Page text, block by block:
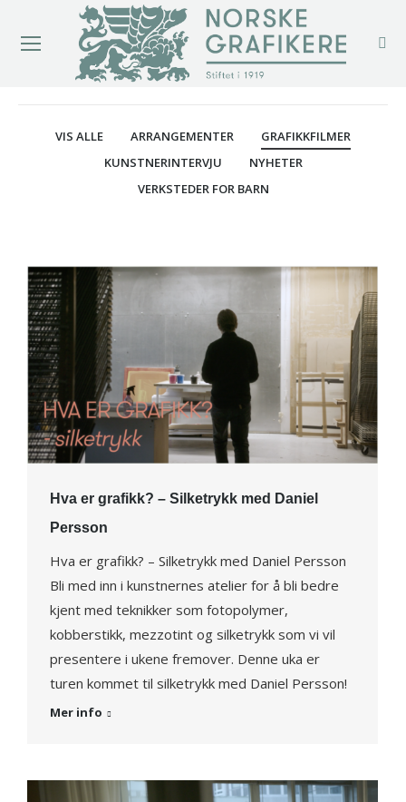
VIS ALLE ARRANGEMENTER
GRAFIKKFILMER
KUNSTNERINTERVJU
NYHETER
VERKSTEDER FOR BARN
Hva er grafikk? – Silketrykk med Daniel
Persson
Hva er grafikk? – Silketrykk med Daniel Persson
Bli med inn i kunstnernes atelier for å bli bedre
kjent med teknikker som fotopolymer,
kobberstikk, mezzotint og silketrykk som vi vil
presentere i ukene fremover. Denne uka er
turen kommet til silketrykk med Daniel Persson!
Mer info